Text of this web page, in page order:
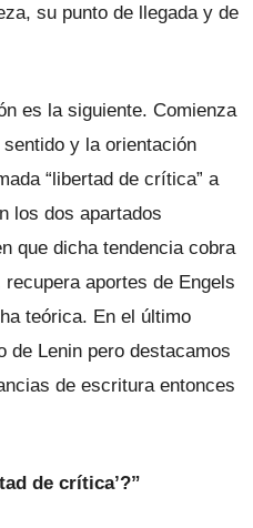
su punto de llegada y de
es la siguiente. Comienza
y la orientación
“libertad de crítica” a
los dos apartados
que dicha tendencia cobra
aportes de Engels
teórica. En el último
de Lenin pero destacamos
de escritura entonces
de crítica’?”